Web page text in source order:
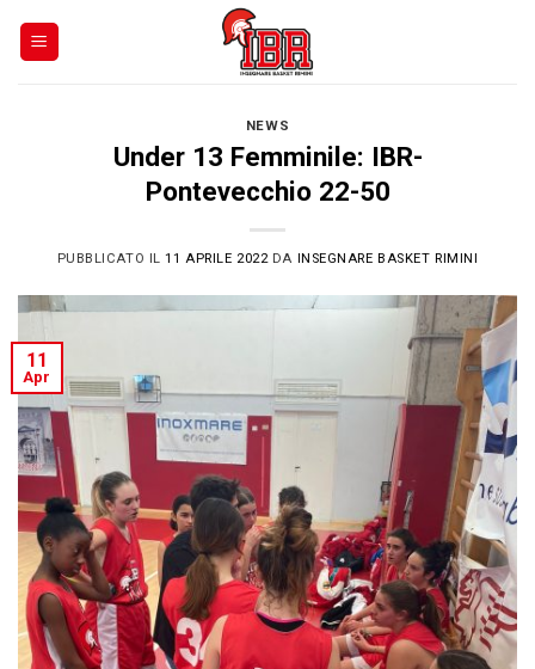
NEWS
Under 13 Femminile: IBR-
Pontevecchio 22-50
PUBBLICATO IL11 APRILE 2022 DA INSEGNARE BASKET RIMINI
11
Apr